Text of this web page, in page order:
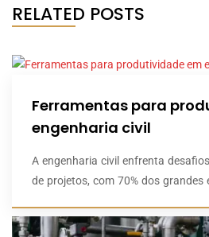
RELATED POSTS
Ferramentas para
engenharia civil
A engenharia civil enfrenta
de projetos, com 70% dos grandes